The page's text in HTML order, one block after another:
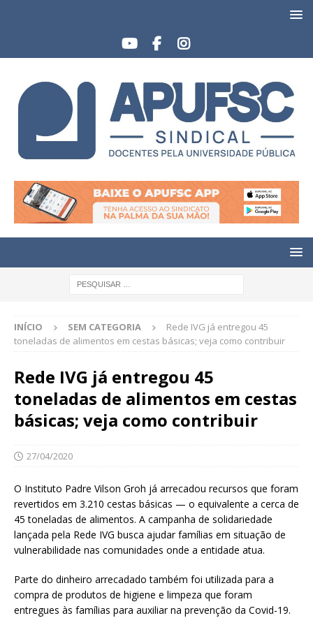
INÍCIO SEM CATEGORIA
Rede IVG já entregou 45
toneladas de alimentos em cestas básicas; veja como contribuir
Rede IVG já entregou 45
toneladas de alimentos em cestas
básicas; veja como contribuir
27/04/2020
O Instituto Padre Vilson Groh já arrecadou recursos que foram
revertidos em 3.210 cestas básicas — o equivalente a cerca de
45 toneladas de alimentos. A campanha de solidariedade
lançada pela Rede IVG busca ajudar famílias em situação de
vulnerabilidade nas comunidades onde a entidade atua.
Parte do dinheiro arrecadado também foi utilizada para a
compra de produtos de higiene e limpeza que foram
entregues às famílias para auxiliar na prevenção da Covid-19.